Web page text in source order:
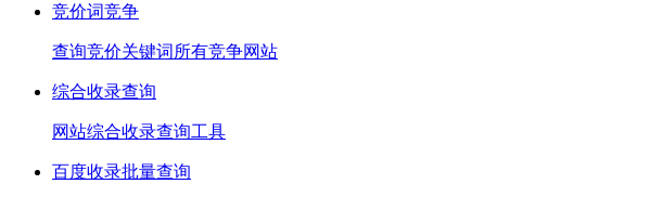
竞价词竞争
查询竞价关键词所有竞争网站
综合收录查询
网站综合收录查询工具
百度收录批量查询